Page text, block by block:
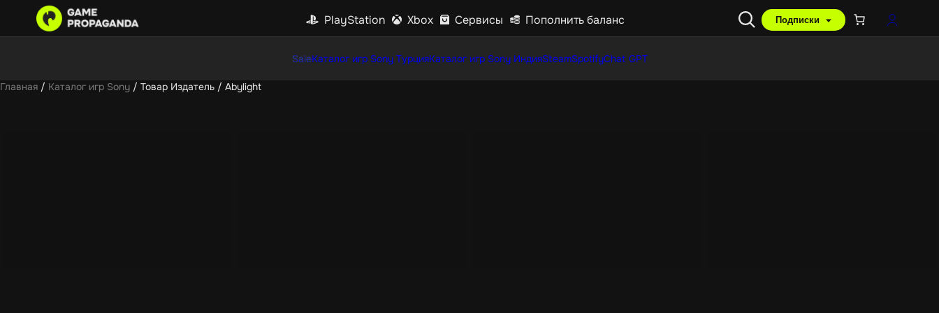
PlayStation Xbox Сервисы Пополнить баланс Подписки
SaleКаталог игр Sony ТурцияКаталог игр Sony ИндияSteamSpotifyChat GPT
Главная / Каталог игр Sony / Товар Издатель / Abylight